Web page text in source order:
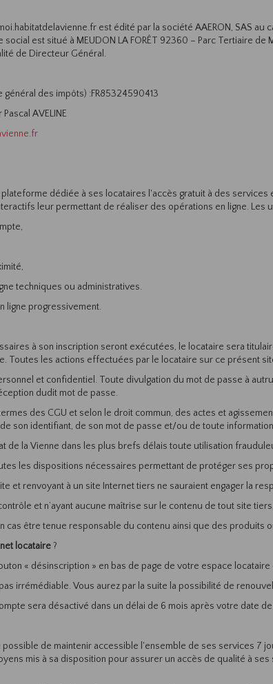
est édité par la société AAERON, SAS
est situé à MEUDON LA FORÊT 92360 – Parc Tertiaire
de Directeur Général.
des impôts) :FR85324590413
AVELINE
dédiée à ses locataires l'accès gratuit à des
leur permettant de réaliser des opérations en ligne. Les
techniques ou administratives.
ligne progressivement.
à son inscription seront exécutées, le locataire sera
Toutes les actions effectuées par le locataire sur ce présent
et confidentiel. Toute divulgation du mot de passe à
dudit mot de passe.
des CGU et selon le droit commun, des actes et
son identifiant, de son mot de passe et/ou de toute
de la Vienne dans les plus brefs délais toute utilisation
les dispositions nécessaires permettant de protéger ses
et renvoyant à un site Internet tiers ne sauraient engager la
et n’ayant aucune maîtrise sur le contenu de tout site
cas être tenue responsable du contenu ainsi que des
locataire?
« désinscription » en bas de page de votre espace
irrémédiable. Vous aurez par la suite la possibilité de
sera désactivé dans un délai de 6 mois après votre date
possible de maintenir accessible l'ensemble de ses services 7
mis à sa disposition pour assurer un accès de qualité à ses